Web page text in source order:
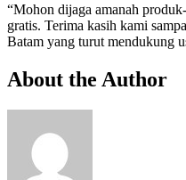
“Mohon dijaga amanah
gratis. Terima kasih kami
Batam yang turut mendukung
About the Author